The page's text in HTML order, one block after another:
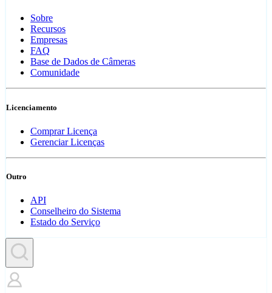
Sobre
Recursos
Empresas
FAQ
Base de Dados de Câmeras
Comunidade
Licenciamento
Comprar Licença
Gerenciar Licenças
Outro
API
Conselheiro do Sistema
Estado do Serviço